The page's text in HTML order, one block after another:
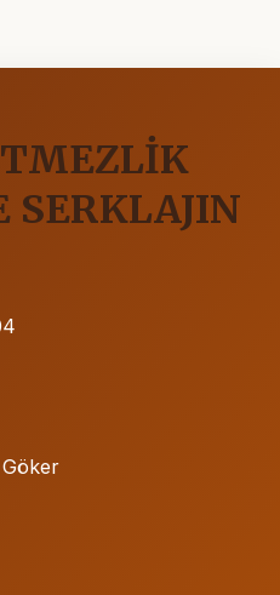
SERKLAJIN